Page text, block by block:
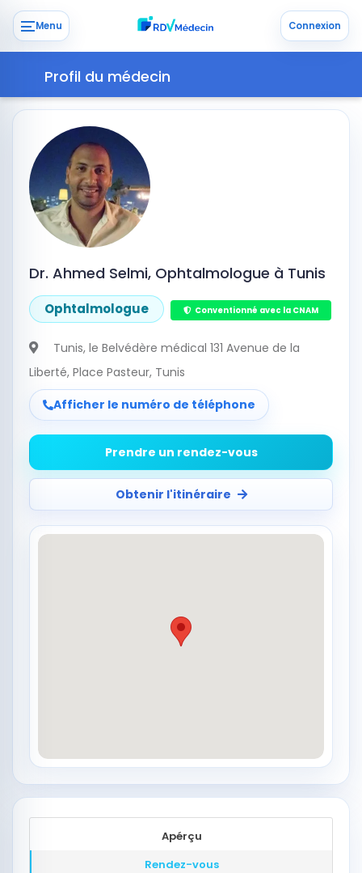
Menu Connexion
Profil du médecin
Dr. Ahmed Selmi, Ophtalmologue à Tunis
Ophtalmologue Conventionné avec la CNAM
Tunis, le Belvédère médical 131 Avenue de la
Liberté, Place Pasteur, Tunis
Afficher le numéro de téléphone
Prendre un rendez-vous
Obtenir l'itinéraire
Apérçu
Rendez-vous